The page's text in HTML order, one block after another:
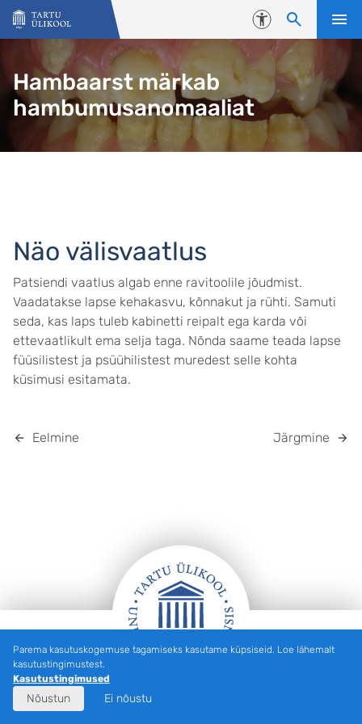
Liigu edasi põhisisu juurde
Juurdepääsetavus
Hambaarst märkab
hambumusanomaaliat
Näo välisvaatlus
Patsiendi vaatlus algab enne ravitoolile jõudmist.
Vaadatakse lapse kehakasvu, kõnnakut ja rühti. Samuti
seda, kas laps tuleb kabinetti reipalt ega karda või
ettevaatlikult ema selja taga. Nõnda saame teada lapse
füüsilistest ja psüühilistest muredest selle kohta
küsimusi esitamata.
Eelmine Järgmine
Jalus
Parema kasutuskogemuse tagamiseks kasutame küpsiseid. Loe lähemalt
kasutustingimustest.
Kasutustingimused
Nõustun Ei nõustu